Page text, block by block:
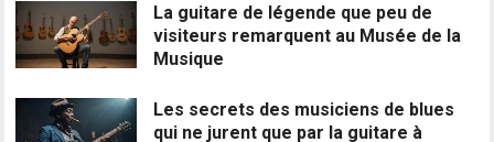
La guitare de légende que peu de
visiteurs remarquent au Musée de la
Musique
Les secrets des musiciens de blues
qui ne jurent que par la guitare à